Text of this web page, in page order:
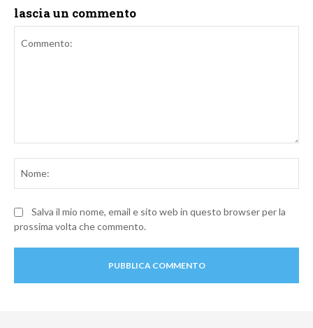
lascia un commento
Salva il mio nome, email e sito web in questo browser per la
prossima volta che commento.